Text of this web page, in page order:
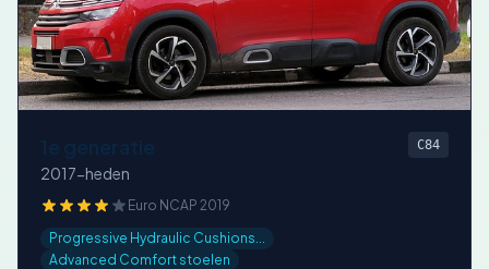
2017-heden
C84
Euro NCAP 2019
Progressive Hydraulic Cushions...
Advanced Comfort stoelen